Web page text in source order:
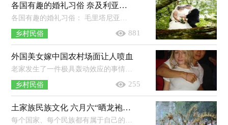
各国有趣的婚礼习俗 奈及利亚婚礼，不够胖先取消婚礼
乡村民俗 881
外国美女嫁中国农村场面让人喷血
乡村民俗 255
土家族民族文化 六月六“晒龙袍”的来源及节日习俗